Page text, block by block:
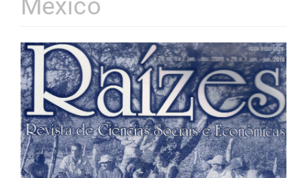
México
Barra
lateral
de
artigos